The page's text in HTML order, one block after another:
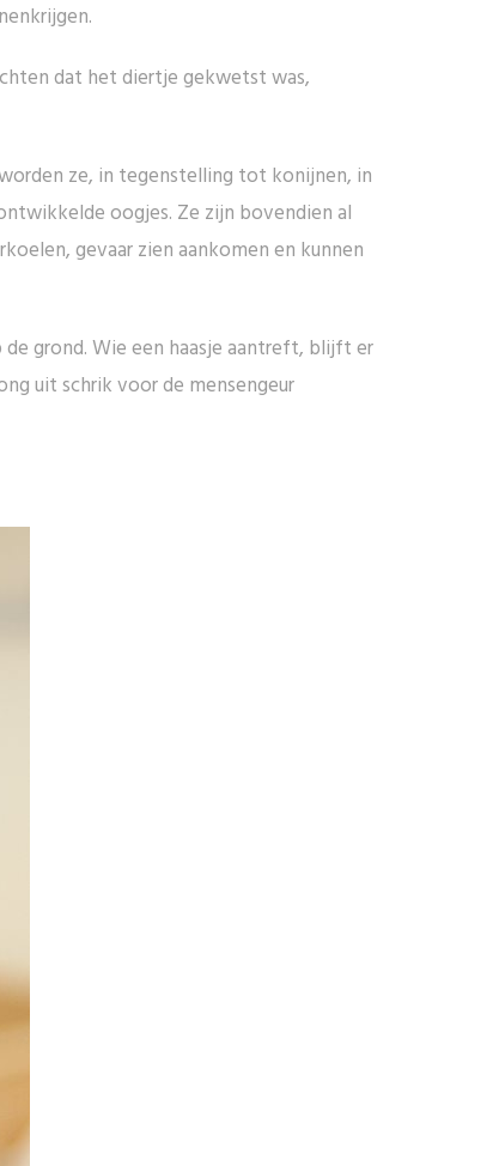
dat het diertje gekwetst was,
ze, in tegenstelling tot konijnen, in
oogjes. Ze zijn bovendien al
gevaar zien aankomen en kunnen
grond. Wie een haasje aantreft, blijft er
uit schrik voor de mensengeur